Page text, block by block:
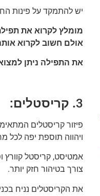
יש להתמקד על פינות
מומלץ לקרוא את
אולם חשוב לקרוא
את התפילה ניתן
3. קריסטלים:
פיזור קריסטלים
ויהווה תוספת יפה לכל
אמטיסט, קריסטל קוורץ
צורך בטיהור חזק יותר.
את הקריסטלים נניח